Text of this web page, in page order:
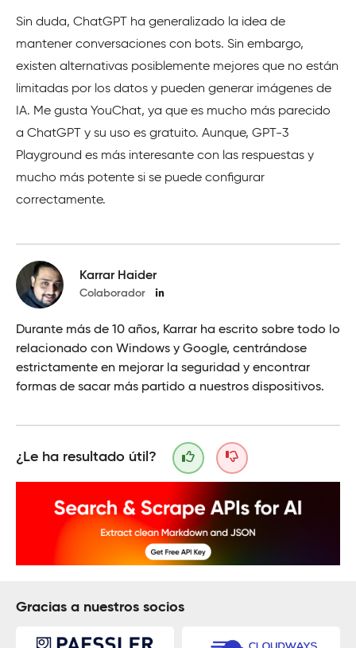
Sin duda, ChatGPT ha generalizado la idea de
mantener conversaciones con bots. Sin embargo,
existen alternativas posiblemente mejores que no están
limitadas por los datos y pueden generar imágenes de
IA. Me gusta YouChat, ya que es mucho más parecido
a ChatGPT y su uso es gratuito. Aunque, GPT-3
Playground es más interesante con las respuestas y
mucho más potente si se puede configurar
correctamente.
Karrar Haider
Colaborador
Durante más de 10 años, Karrar ha escrito sobre todo lo
relacionado con Windows y Google, centrándose
estrictamente en mejorar la seguridad y encontrar
formas de sacar más partido a nuestros dispositivos.
¿Le ha resultado útil?
Gracias a nuestros socios